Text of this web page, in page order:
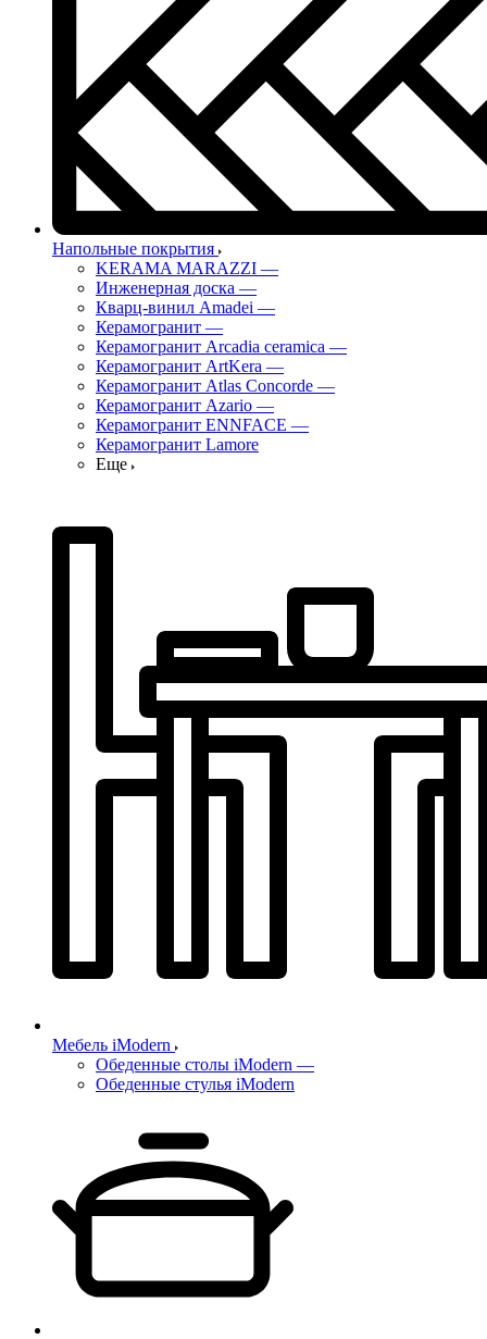
Напольные покрытия
KERAMA MARAZZI —
Инженерная доска —
Кварц-винил Amadei —
Керамогранит —
Керамогранит Arcadia ceramica —
Керамогранит ArtKera —
Керамогранит Atlas Concorde —
Керамогранит Azario —
Керамогранит ENNFACE —
Керамогранит Lamore
Еще
Мебель iModern
Обеденные столы iModern —
Обеденные стулья iModern